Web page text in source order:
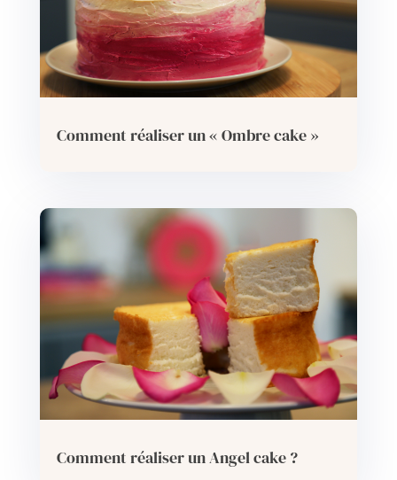
Comment réaliser un « Ombre cake »
Comment réaliser un Angel cake ?